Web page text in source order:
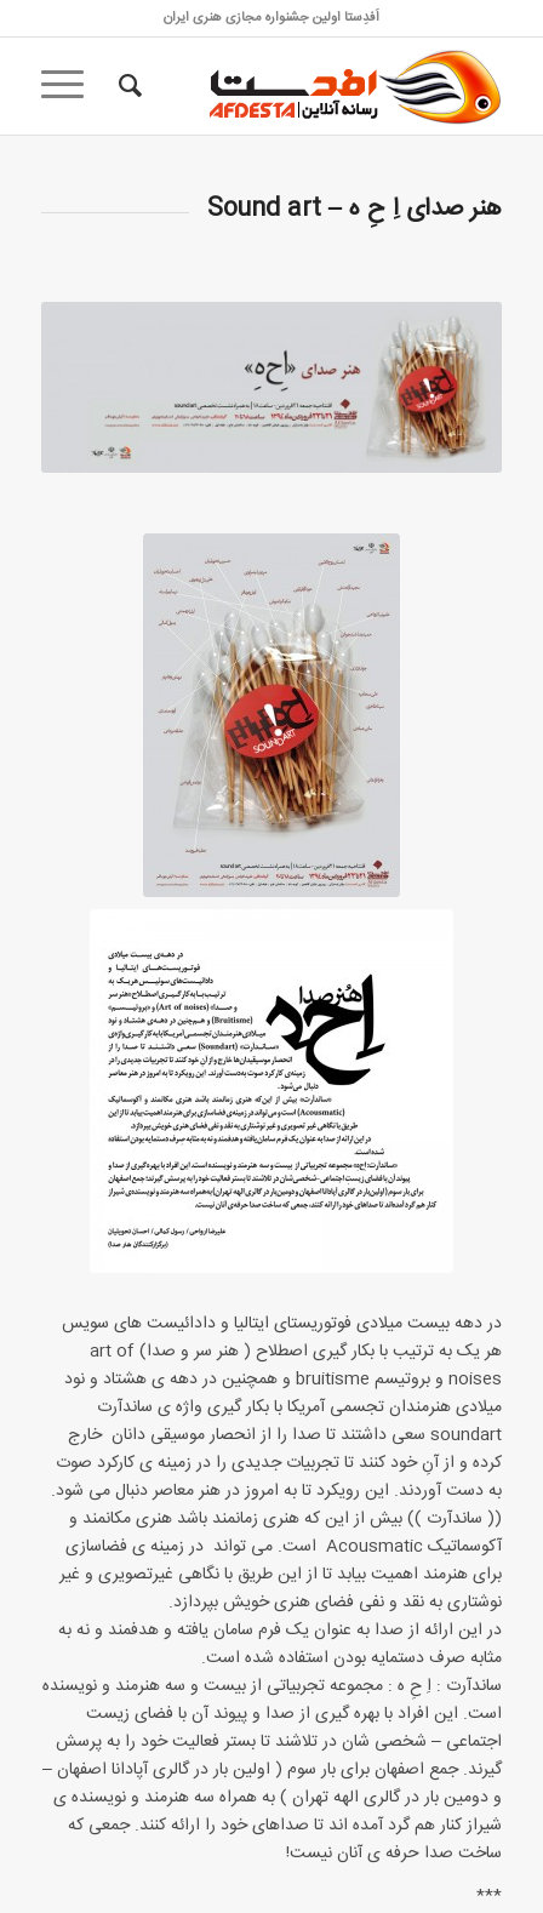
اَفدِستا اولین جشنواره مجازی هنری ایران
هنر صدای اِ حِ ه – Sound art
در دهه بیست میلادی فوتوریستای ایتالیا و دادائیست های سویس
هر یک به ترتیب با بکار گیری اصطلاح ( هنر سر و صدا) art of
noises و بروتیسم bruitisme و همچنین در دهه ی هشتاد و نود
میلادی هنرمندان تجسمی آمریکا با بکار گیری واژه ی ساندآرت
soundart سعی داشتند تا صدا را از انحصار موسیقی دانان خارج
کرده و از آنِ خود کنند تا تجربیات جدیدی را در زمینه ی کارکرد صوت
به دست آوردند. این رویکرد تا به امروز در هنر معاصر دنبال می شود.
(( ساندآرت )) بیش از این که هنری زمانمند باشد هنری مکانمند و
آکوسماتیک Acousmatic است. می تواند در زمینه ی فضاسازی
برای هنرمند اهمیت بیابد تا از این طریق با نگاهی غیرتصویری و غیر
نوشتاری به نقد و نفی فضای هنری خویش بپردازد.
در این ارائه از صدا به عنوان یک فرم سامان یافته و هدفمند و نه به
مثابه صرف دستمایه بودن استفاده شده است.
ساندآرت : اِ حِ ه : مجموعه تجربیاتی از بیست و سه هنرمند و نویسنده
است. این افراد با بهره گیری از صدا و پیوند آن با فضای زیست
اجتماعی – شخصی شان در تلاشند تا بستر فعالیت خود را به پرسش
گیرند. جمع اصفهان برای بار سوم ( اولین بار در گالری آپادانا اصفهان –
و دومین بار در گالری الهه تهران ) به همراه سه هنرمند و نویسنده ی
شیراز کنار هم گرد آمده اند تا صداهای خود را ارائه کنند. جمعی که
ساخت صدا حرفه ی آنان نیست!
***